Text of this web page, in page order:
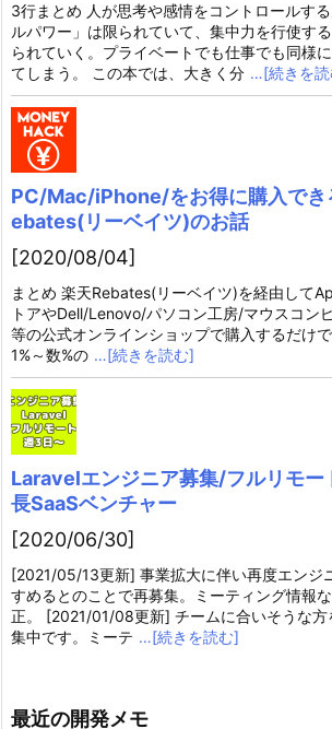
3行まとめ 人が思考や感情をコントロールす
ルパワー」は限られていて、集中力を行使す
られていく。プライベートでも仕事でも同様
てしまう。 この本では、大きく分 …[続きを
PC/Mac/iPhone/をお得に購入でき
ebates(リーベイツ)のお話
[2020/08/04]
まとめ 楽天Rebates(リーベイツ)を経由して
トアやDell/Lenovo/パソコン工房/マウスコン
等の公式オンラインショップで購入するだけ
1%～数%の …[続きを読む]
Laravelエンジニア募集/フルリモー
長SaaSベンチャー
[2020/06/30]
[2021/05/13更新] 事業拡大に伴い再度エンジ
すめるとのことで再募集。ミーティング情報
正。 [2021/01/08更新] チームに合いそうな方
集中です。ミーテ …[続きを読む]
最近の開発メモ